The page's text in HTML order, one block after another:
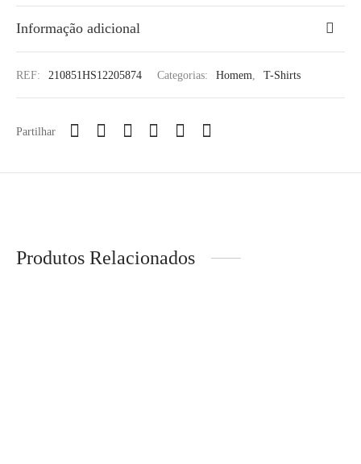
Informação adicional
REF: 210851HS12205874 Categorias: Homem T-Shirts
Partilhar
Produtos Relacionados